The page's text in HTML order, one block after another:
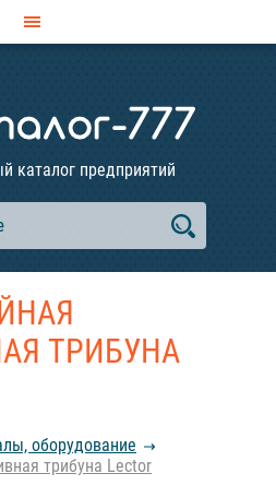
каталог предприятий
ТРИБУНА
оборудование
трибуна Lector